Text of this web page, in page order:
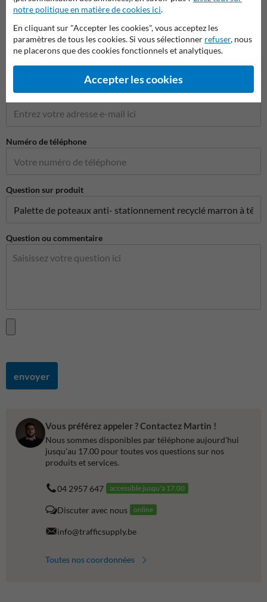
Nom de l'entreprise
Adresse e-mail*
Numéro de téléphone
Question sur produit
Question ou commentaire
envoyer
Vous préférez appeler ? Contactez Martin !
Nous sommes disponibles par téléphone aujourd'hui
jusqu'au 17.00 pour toutes vos questions sur nos
produits et services.
04 2957 647 accessible jusqu'à 17.00
Discuter avec nous online
info@trafficsupply.be
Toutes nos coordonnées
notre politique en matière de cookies ici.
En cliquant sur "Accepter les cookies", vous acceptez les
paramètres de tous les cookies. Si vous sélectionner refuser, nous
ne placerons que des cookies fonctionnels et analytiques.
Accepter les cookies